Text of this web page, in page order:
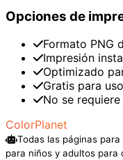
Opciones de
Formato PNG
Impresión
Optimizado
Gratis para
No se
ColorPlanet
Todas las páginas
para niños y adultos para